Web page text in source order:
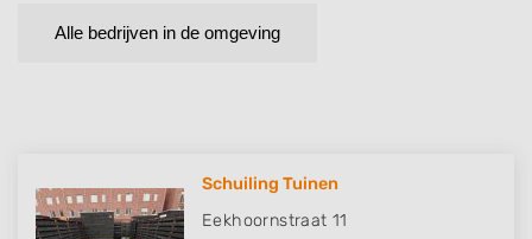
Alle bedrijven in de omgeving
Schuiling Tuinen
Eekhoornstraat 11